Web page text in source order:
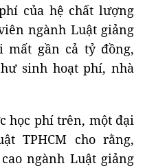
của hệ chất lượng
ngành Luật giảng
mất gần cả tỷ đồng,
sinh hoạt phí, nhà
học phí trên, một đại
TPHCM cho rằng,
ngành Luật giảng